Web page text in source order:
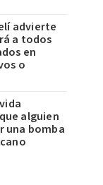
advierte
a todos
en
o
alguien
una bomba